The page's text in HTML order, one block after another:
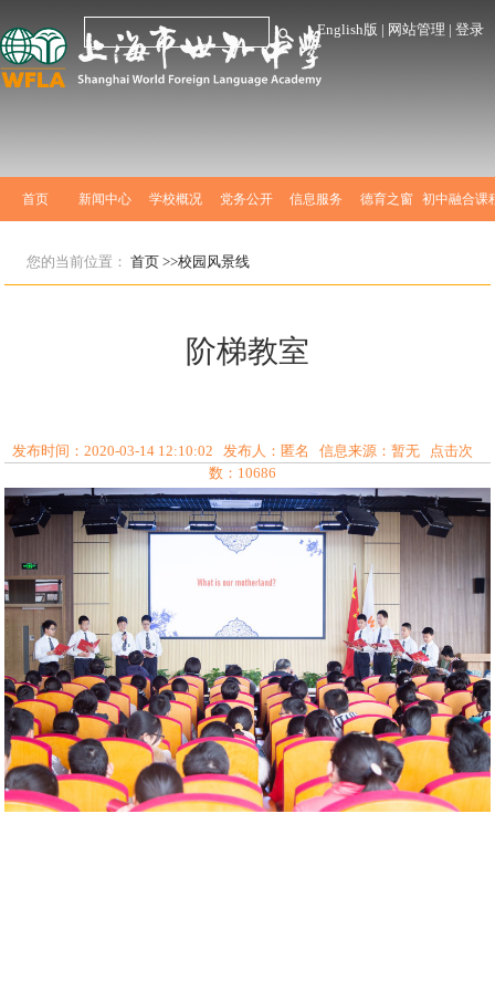
English版 | 网站管理 | 登录
首页 新闻中心 学校概况 党务公开 信息服务 德育之窗 初中融合课
您的当前位置：首页 >>校园风景线
阶梯教室
发布时间：2020-03-14 12:10:02 发布人：匿名 信息来源：暂无 点击次
数： 10686